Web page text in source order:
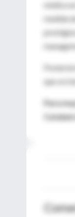
médica
medida
que se
Para